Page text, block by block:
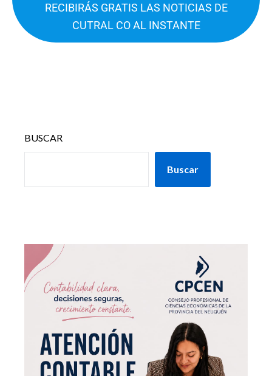
RECIBIRÁS GRATIS LAS NOTICIAS DE
CUTRAL CO AL INSTANTE
BUSCAR
Buscar